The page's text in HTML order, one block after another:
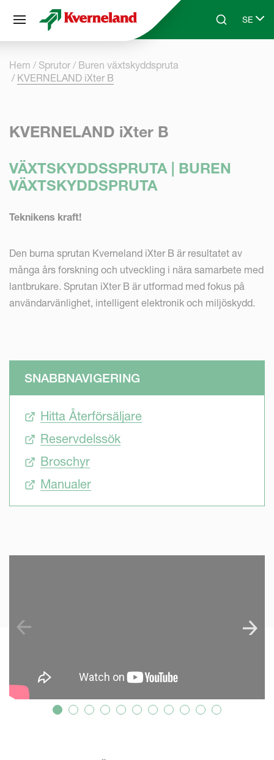
Skip to main contentSearchSE
Select
Hem Sprutor
Buren växtskyddspruta
KVERNELAND iXter B
KVERNELAND iXter B
VÄXTSKYDDSSPRUTA | BUREN
VÄXTSKYDDSPRUTA
Teknikens kraft!
Den burna sprutan Kverneland iXter B är resultatet av
många års forskning och utveckling i nära samarbete med
lantbrukare. Sprutan iXter B är utformad med fokus på
användarvänlighet, intelligent elektronik och miljöskydd.
SNABBNAVIGERING
Hitta Återförsäljare
Reservdelssök
Broschyr
Manualer
Cookie- hanteringspanel